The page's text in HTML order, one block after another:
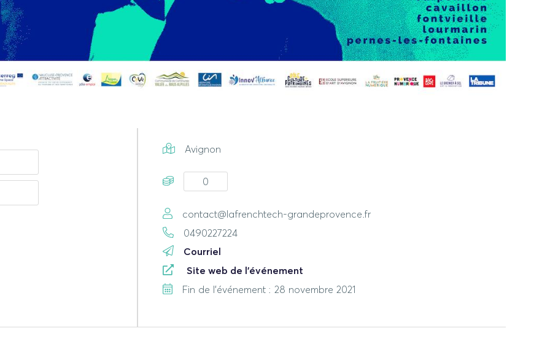
Avignon
0
contact@lafrenchtech-grandeprovence.fr
0490227224
Courriel
Site web de l'événement
Fin de l'événement : 28 novembre 2021